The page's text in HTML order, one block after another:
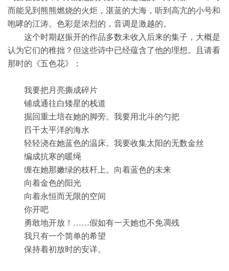
而能见到熊熊燃烧的火炬，湛蓝的大海，听到高亢的小号和
咆哮的江涛。色彩是浓烈的，音调是激越的。
这个时期赵振开的作品多数未收入后来的集子，大概是
认为它们的稚拙？但这些诗中已经蕴含了他的理想。且请看
那时的《五色花》：
我要把月亮撕成碎片
铺成通往白矮星的栈道
掘回重土培在她的脚旁。我要用北斗的勺把
舀干太平洋的海水
轻轻浇在她蓝色的温床。我要收集太阳的无数金丝
编成抗寒的暖绳
缠在她那嫩绿的枝杆上。向着蓝色的未来
向着金色的阳光
向着永恒而无限的空间
你开吧
勇敢地开放！……假如有一天她也不免凋残
我只有一个简单的希望
保持着初放时的安详。